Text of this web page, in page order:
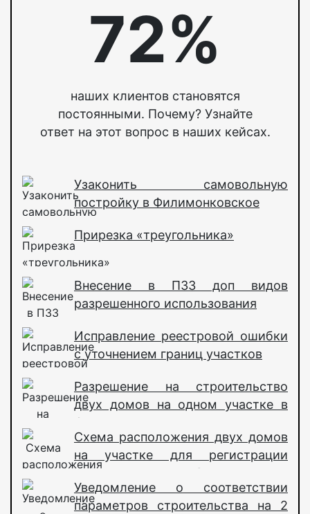
72%
наших клиентов становятся
постоянными. Почему? Узнайте
ответ на этот вопрос в наших кейсах.
Узаконить самовольную
постройку в Филимонковское
Прирезка «треугольника»
Внесение в ПЗЗ доп видов
разрешенного использования
Исправление реестровой ошибки
с уточнением границ участков
Разрешение на строительство
двух домов на одном участке в
Сосенском
Схема расположения двух домов
на участке для регистрации
собственности в д. Зименки
Уведомление о соответствии
параметров строительства на 2